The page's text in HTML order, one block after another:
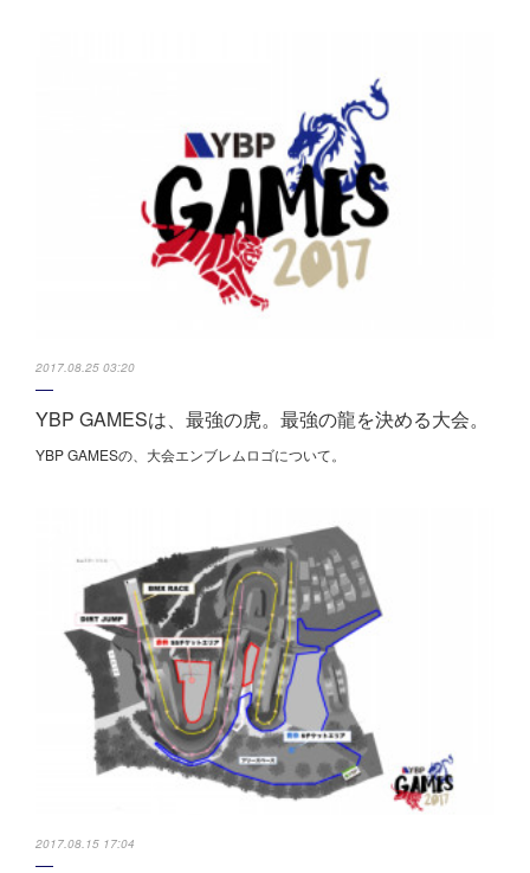
2017.08.25 03:20
YBP GAMESは、最強の虎。最強の龍を決める大会。
YBP GAMESの、大会エンブレムロゴについて。
2017.08.15 17:04